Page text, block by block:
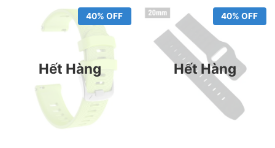
Hết Hàng
40% OFF
Hết Hàng
40% OFF